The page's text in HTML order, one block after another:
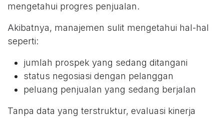
mengetahui progres penjualan.
Akibatnya, manajemen sulit mengetahui hal-hal
seperti:
jumlah prospek yang sedang ditangani
status negosiasi dengan pelanggan
peluang penjualan yang sedang berjalan
Tanpa data yang terstruktur, evaluasi kinerja